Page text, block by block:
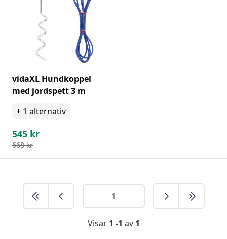
vidaXL Hundkoppel
med jordspett 3 m
+ 1 alternativ
545 kr
668 kr
Visar 1 -1 av 1